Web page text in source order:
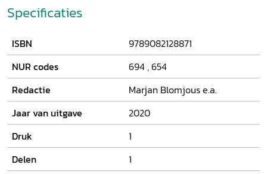
van goedkopere procedés. Ook de stabiliteit van kleur ging
een steeds belangrijker rol spelen. In deze uitgave speciale
sociaalhistorische contexten.
Specificaties
ISBN
9789082128871
NUR codes
694 ,654
Redactie
Marjan Blomjous e.a.
Jaar van uitgave
2020
Druk
1
Delen
1